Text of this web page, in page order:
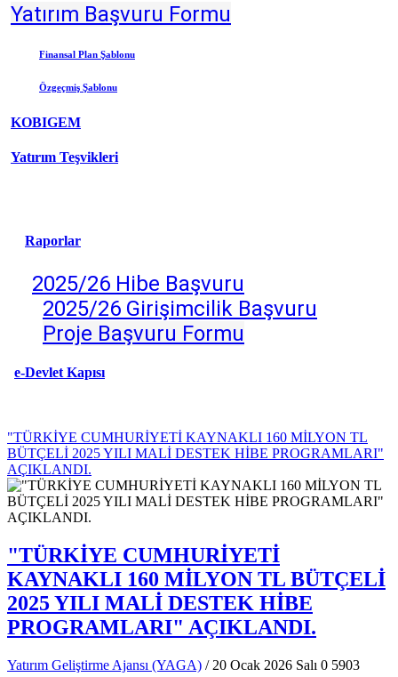
Yatırım Başvuru Formu
Finansal Plan Şablonu
Özgeçmiş Şablonu
KOBIGEM
Yatırım Teşvikleri
Raporlar
2025/26 Hibe Başvuru
2025/26 Girişimcilik Başvuru
Proje Başvuru Formu
e-Devlet Kapısı
"TÜRKİYE CUMHURİYETİ KAYNAKLI 160 MİLYON TL
BÜTÇELİ 2025 YILI MALİ DESTEK HİBE PROGRAMLARI"
AÇIKLANDI.
"TÜRKİYE CUMHURİYETİ
KAYNAKLI 160 MİLYON TL BÜTÇELİ
2025 YILI MALİ DESTEK HİBE
PROGRAMLARI" AÇIKLANDI.
Yatırım Geliştirme Ajansı (YAGA) / 20 Ocak 2026 Salı 0 5903